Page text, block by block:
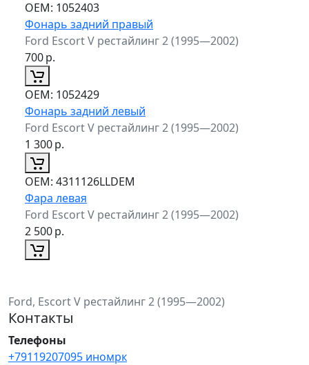
ОЕМ: 1052403
Фонарь задний правый
Ford Escort V рестайлинг 2 (1995—2002)
700р.
ОЕМ: 1052429
Фонарь задний левый
Ford Escort V рестайлинг 2 (1995—2002)
1 300р.
ОЕМ: 4311126LLDEM
Фара левая
Ford Escort V рестайлинг 2 (1995—2002)
2 500р.
Ford, Escort V рестайлинг 2 (1995—2002)
Контакты
Телефоны
+79119207095 иномрк